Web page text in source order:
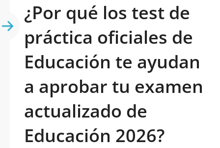
¿Por qué los test de
práctica oficiales de
Educación te ayudan
a aprobar tu examen
actualizado de
Educación 2026?